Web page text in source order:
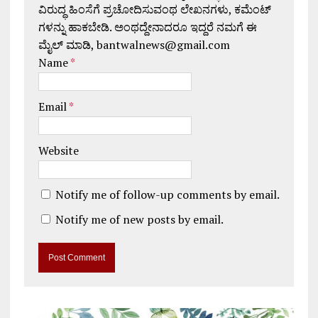
ವಿರುದ್ಧ ಹಿಂಸೆಗೆ ಪ್ರಚೋದಿಸುವಂಥ ಲೇಖನಗಳು, ಕಮೆಂಟ್
ಗಳನ್ನು ಹಾಕಬೇಡಿ. ಅಂಥದ್ದೇನಾದರೂ ಇದ್ದರೆ ನಮಗೆ ಈ
ಮೈಲ್ ಮಾಡಿ, bantwalnews@gmail.com
Name*
Email*
Website
Notify me of follow-up comments by email.
Notify me of new posts by email.